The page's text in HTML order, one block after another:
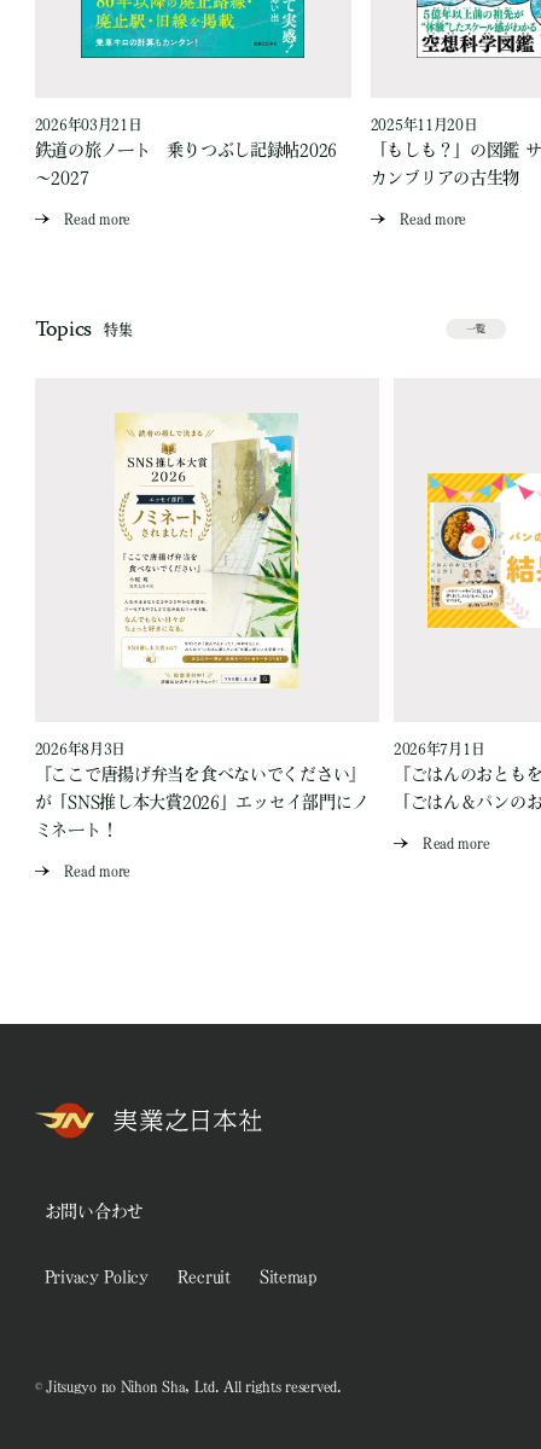
2026年03月21日
鉄道の旅ノート 乗りつぶし記録帖2026
～2027
Read more
2025年11月20日
「もしも？」の図鑑
カンブリアの古生物
Read more
Topics 特集 一覧
2026年8月3日
『ここで唐揚げ弁当を食べないでください』
が「SNS推し本大賞2026」エッセイ部門にノ
ミネート！
Read more
2026年7月1日
『ごはんのおとも
「ごはん＆パンの
Read more
お問い合わせ
Privacy Policy Recruit Sitemap
© Jitsugyo no Nihon Sha, Ltd. All rights reserved.